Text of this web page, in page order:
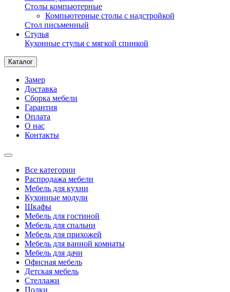
Столы компьютерные
Компьютерные столы с надстройкой
Стол письменный
Стулья
Кухонные стулья с мягкой спинкой
Каталог
Замер
Доставка
Сборка мебели
Гарантия
Оплата
О нас
Контакты
Все категории
Распродажа мебели
Мебель для кухни
Кухонные модули
Шкафы
Мебель для гостиной
Мебель для спальни
Мебель для прихожей
Мебель для ванной комнаты
Мебель для дачи
Офисная мебель
Детская мебель
Стеллажи
Полки